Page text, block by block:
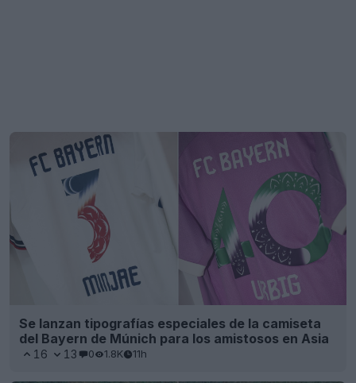
Se lanzan tipografías especiales de la camiseta
del Bayern de Múnich para los amistosos en Asia
16 13 0 1.8K 11h